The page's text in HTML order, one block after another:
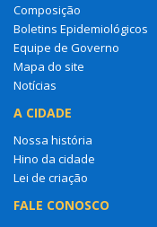
Composição
Boletins Epidemiológicos
Equipe de Governo
Mapa do site
Notícias
A CIDADE
Nossa história
Hino da cidade
Lei de criação
FALE CONOSCO